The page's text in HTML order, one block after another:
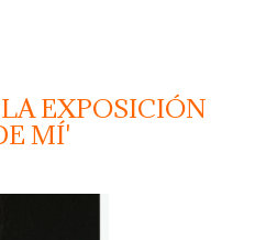
a l'exposició 'anar a la
EXPOSICIÓN
MÍ'